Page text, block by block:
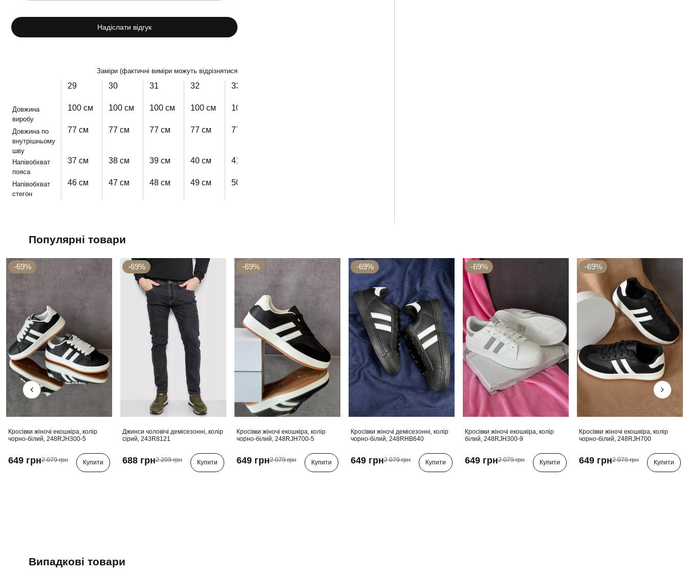
Надіслати відгук
Заміри (фактичні виміри можуть відрізнятися +- 2 см)
29 30 31 32 33
Довжина
виробу
100 см 100 см 100 см 100 см 100 см
Довжина по
внутрішньому
шву
77 см 77 см 77 см 77 см 77 см
Напівобхват
пояса
37 см 38 см 39 см 40 см 41 см
Напівобхват
стегон
46 см 47 см 48 см 49 см 50 см
Популярні товари
-69%
Кросівки жіночі екошкіра, колір
чорно-білий, 248RJH300-5
649 грн2 079 грн Купити
-69%
Джинси чоловічі демісезонні, колір
сірий, 243R8121
688 грн2 209 грн Купити
-69%
Кросівки жіночі екошкіра, колір
чорно-білий, 248RJH700-5
649 грн2 079 грн Купити
-69%
Кросівки жіночі демісезонні, колір
чорно-білий, 248RHB640
649 грн2 079 грн Купити
-69%
Кросівки жіночі екошкіра, колір
білий, 248RJH300-9
649 грн2 079 грн Купити
-69%
Кросівки жіночі екошкіра, колір
чорно-білий, 248RJH700
649 грн2 079 грн Купити
Випадкові товари